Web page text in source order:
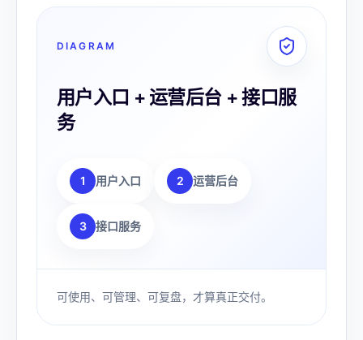
DIAGRAM
用户入口 + 运营后台 + 接口服
务
1 用户入口 2 运营后台
3 接口服务
可使用、可管理、可复盘，才算真正交付。